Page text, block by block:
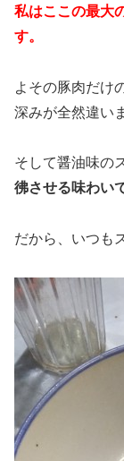
私はここの最大
す。
よその豚肉だけ
深みが全然違い
そして醤油味の
彿させる味わい
だから、いつも